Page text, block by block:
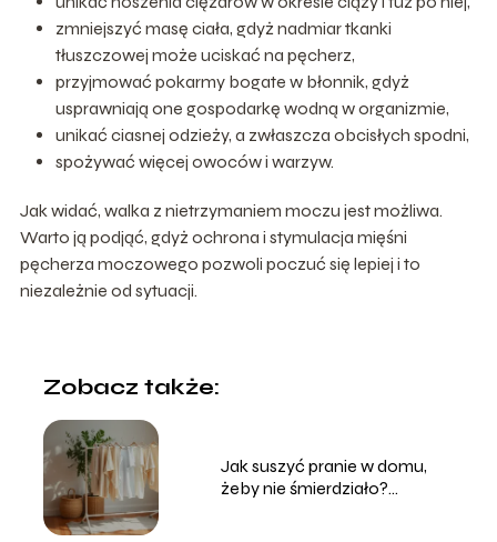
zmniejszyć masę ciała, gdyż nadmiar tkanki
tłuszczowej może uciskać na pęcherz,
przyjmować pokarmy bogate w błonnik, gdyż
usprawniają one gospodarkę wodną w organizmie,
unikać ciasnej odzieży, a zwłaszcza obcisłych spodni,
spożywać więcej owoców i warzyw.
Jak widać, walka z nietrzymaniem moczu jest możliwa.
Warto ją podjąć, gdyż ochrona i stymulacja mięśni
pęcherza moczowego pozwoli poczuć się lepiej i to
niezależnie od sytuacji.
Zobacz także:
Jak suszyć pranie w domu,
żeby nie śmierdziało?